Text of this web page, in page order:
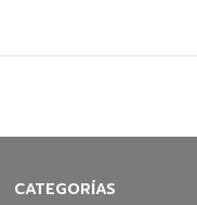
CATEGORÍAS